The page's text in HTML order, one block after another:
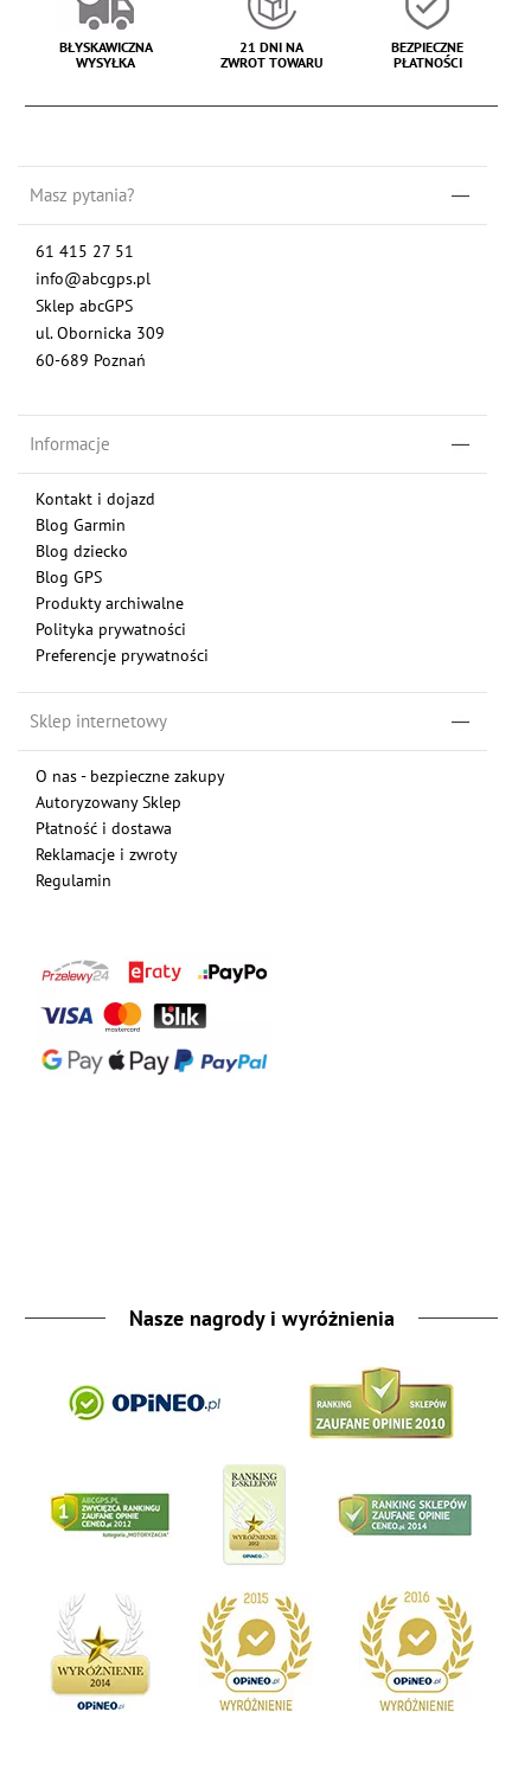
BŁYSKAWICZNA
WYSYŁKA
21 DNI NA
ZWROT TOWARU
BEZPIECZNE
PŁATNOŚCI
Masz pytania?
61 415 27 51
info@abcgps.pl
Sklep abcGPS
ul. Obornicka 309
60-689 Poznań
Informacje
Kontakt i dojazd
Blog Garmin
Blog dziecko
Blog GPS
Produkty archiwalne
Polityka prywatności
Preferencje prywatności
Sklep internetowy
O nas - bezpieczne zakupy
Autoryzowany Sklep
Płatność i dostawa
Reklamacje i zwroty
Regulamin
Nasze nagrody i wyróżnienia